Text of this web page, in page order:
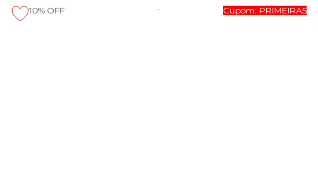
10% OFF Cupom: PRIMEIRA5